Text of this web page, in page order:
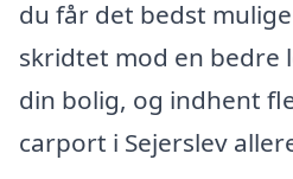
du får det bedst
skridtet mod en bedre
din bolig, og indhent
carport i Sejerslev